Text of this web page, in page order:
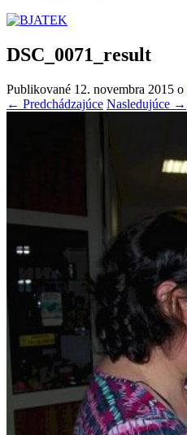
DSC_0071_result
Publikované 12. novembra 2015 o
← Predchádzajúce Nasledujúce →